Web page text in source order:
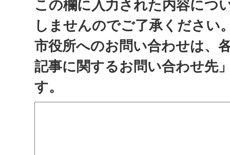
この欄に入力された内容につ
しませんのでご了承ください
市役所へのお問い合わせは、
記事に関するお問い合わせ先
す。